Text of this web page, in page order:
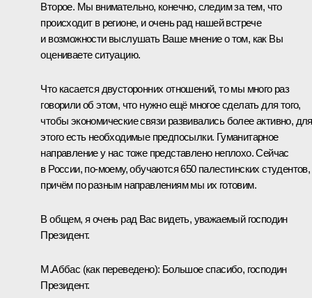
Второе. Мы внимательно, конечно, следим за тем, что
происходит в регионе, и очень рад нашей встрече
и возможности выслушать Ваше мнение о том, как Вы
оцениваете ситуацию.
Что касается двусторонних отношений, то мы много раз
говорили об этом, что нужно ещё многое сделать для того,
чтобы экономические связи развивались более активно, для
этого есть необходимые предпосылки. Гуманитарное
направление у нас тоже представлено неплохо. Сейчас
в России, по-моему, обучаются 650 палестинских студентов,
причём по разным направлениям мы их готовим.
В общем, я очень рад Вас видеть, уважаемый господин
Президент.
М.Аббас (как переведено): Большое спасибо, господин
Президент.